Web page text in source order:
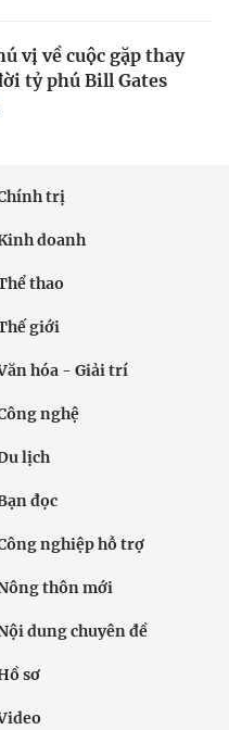
vị về cuộc gặp thay
tỷ phú Bill Gates
trị
doanh
thao
giới
hóa - Giải trí
nghệ
lịch
đọc
nghiệp hỗ trợ
thôn mới
dung chuyên đề
sơ